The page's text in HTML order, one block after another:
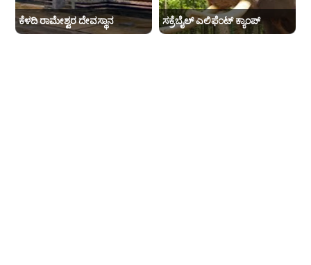
ಕೆಳದಿ ರಾಮೇಶ್ವರ ದೇವಸ್ಥಾನ ಸಕ್ರೆಬೈಲ್ ಎಲಿಫೆಂಟ್ ಕ್ಯಾಂಪ್